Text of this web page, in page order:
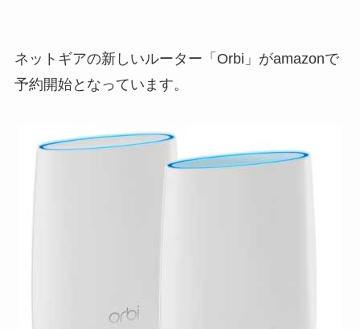
ネットギアの新しいルーター「Orbi」がamazonで
予約開始となっています。